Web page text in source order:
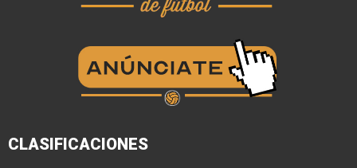
CLASIFICACIONES